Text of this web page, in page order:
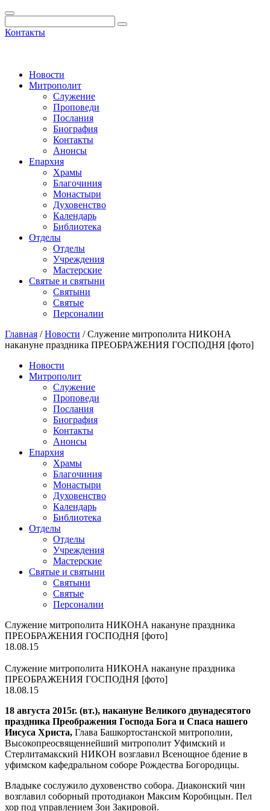
Контакты
Новости
Митрополит
Служение
Проповеди
Послания
Биография
Контакты
Анонсы
Епархия
Храмы
Благочиния
Монастыри
Духовенство
Календарь
Библиотека
Отделы
Отделы
Учреждения
Мастерские
Святые и святыни
Cвятыни
Cвятые
Персоналии
Главная /Новости /Служение митрополита НИКОНА
накануне праздника ПРЕОБРАЖЕНИЯ ГОСПОДНЯ [фото]
Новости
Митрополит
Служение
Проповеди
Послания
Биография
Контакты
Анонсы
Епархия
Храмы
Благочиния
Монастыри
Духовенство
Календарь
Библиотека
Отделы
Отделы
Учреждения
Мастерские
Святые и святыни
Cвятыни
Cвятые
Персоналии
Служение митрополита НИКОНА накануне праздника
ПРЕОБРАЖЕНИЯ ГОСПОДНЯ [фото]
18.08.15
Служение митрополита НИКОНА накануне праздника
ПРЕОБРАЖЕНИЯ ГОСПОДНЯ [фото]
18.08.15
18 августа 2015г. (вт.), накануне Великого двунадесятого
праздника Преображения Господа Бога и Спаса нашего
Иисуса Христа, Глава Башкортостанской митрополии,
Высокопреосвященнейший митрополит Уфимский и
Стерлитамакский НИКОН возглавил Всенощное бдение в
уфимском кафедральном соборе Рождества Богородицы.
Владыке сослужило духовенство собора. Диаконский чин
возглавил соборный протодиакон Максим Коробицын. Пел
хор под управлением Зои Закировой.